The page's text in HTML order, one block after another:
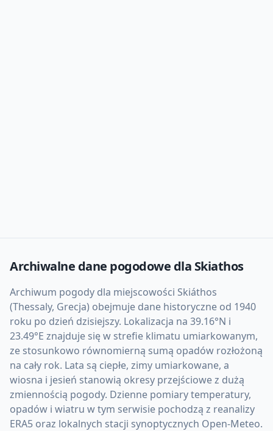
Archiwalne dane pogodowe dla Skiathos
Archiwum pogody dla miejscowości Skiáthos
(Thessaly, Grecja) obejmuje dane historyczne od 1940
roku po dzień dzisiejszy. Lokalizacja na 39.16°N i
23.49°E znajduje się w strefie klimatu umiarkowanym,
ze stosunkowo równomierną sumą opadów rozłożoną
na cały rok. Lata są ciepłe, zimy umiarkowane, a
wiosna i jesień stanowią okresy przejściowe z dużą
zmiennością pogody. Dzienne pomiary temperatury,
opadów i wiatru w tym serwisie pochodzą z reanalizy
ERA5 oraz lokalnych stacji synoptycznych Open-Meteo.